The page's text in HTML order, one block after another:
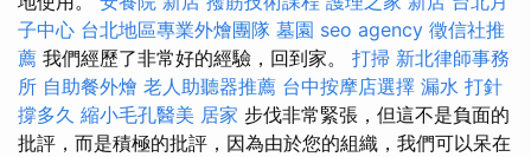
子中心 台北地區專業外燴團隊 墓園 seo agency 徵信社推
薦 我們經歷了非常好的經驗，回到家。 打掃 新北律師事務
所 自助餐外燴 老人助聽器推薦 台中按摩店選擇 漏水 打針
撐多久 縮小毛孔醫美 居家 步伐非常緊張，但這不是負面的
批評，而是積極的批評，因為由於您的組織，我們可以呆在